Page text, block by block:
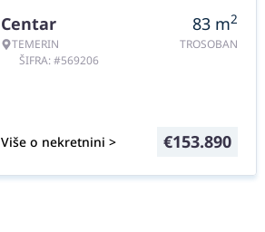
Centar
TEMERIN
ŠIFRA: #569206
83 m2
TROSOBAN
Više o nekretnini > €153.890